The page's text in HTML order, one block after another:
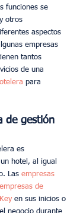
funciones se
otros
aspectos
empresas
tantos
de una
para
de gestión
es
hotel, al igual
Las empresas
de
en sus inicios o